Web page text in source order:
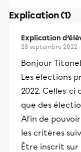
Explication (1)
Explication
28 septembre 2022
Bonjour
Les élections
2022. Celles-ci
que des
Afin de
les critères
Être inscrit